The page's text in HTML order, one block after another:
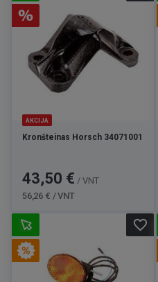
AKCIJA
Kronšteinas Horsch 34071001
Kaina
43,50 € / VNT
56,26 € / VNT
favorite_border